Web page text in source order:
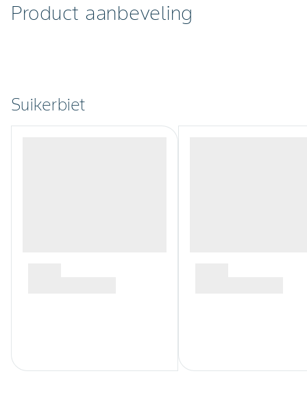
Product aanbeveling
Suikerbiet